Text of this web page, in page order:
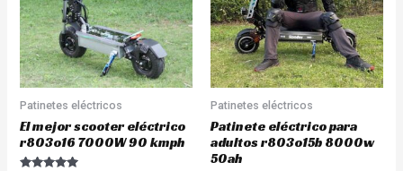
Patinetes eléctricos
El mejor scooter eléctrico
r803o16 7000W 90 kmph
Patinetes eléctricos
Patinete eléctrico para
adultos r803o15b 8000w
50ah